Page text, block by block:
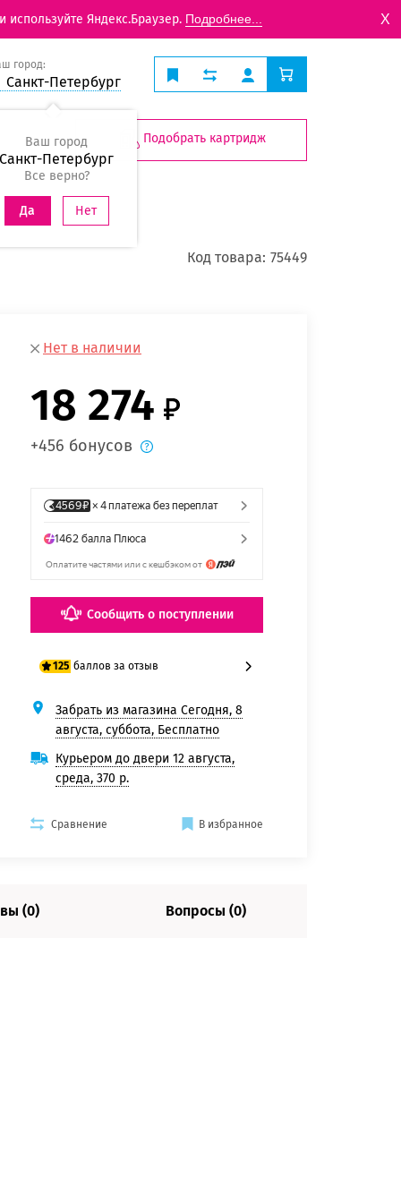
Яндекс.Браузер. Подробнее... X
город:
Санкт-Петербург
Ваш город
Санкт-Петербург
Все верно?
Да Нет
Подобрать картридж
Код товара: 75449
Нет в наличии
18 274
+456 бонусов
Сообщить о поступлении
125 баллов за отзыв
100 баллов
125 баллов
Забрать из магазина Сегодня, 8
августа, суббота, Бесплатно
Курьером до двери 12 августа,
среда, 370 р.
Сравнение В избранное
(0) Вопросы (0)